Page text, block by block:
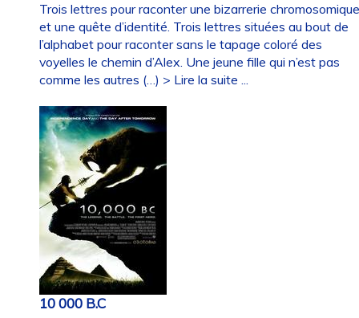
Trois lettres pour raconter une bizarrerie
et une quête d’identité. Trois lettres situées au bout de
l’alphabet pour raconter sans le tapage coloré des
voyelles le chemin d’Alex. Une jeune fille qui n’est pas
comme les autres (…) > Lire la suite ...
10 000 B.C